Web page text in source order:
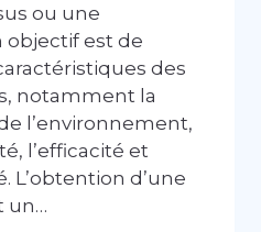
ou une
objectif est de
des
notamment la
l’environnement,
l’efficacité et
L’obtention d’une
un…